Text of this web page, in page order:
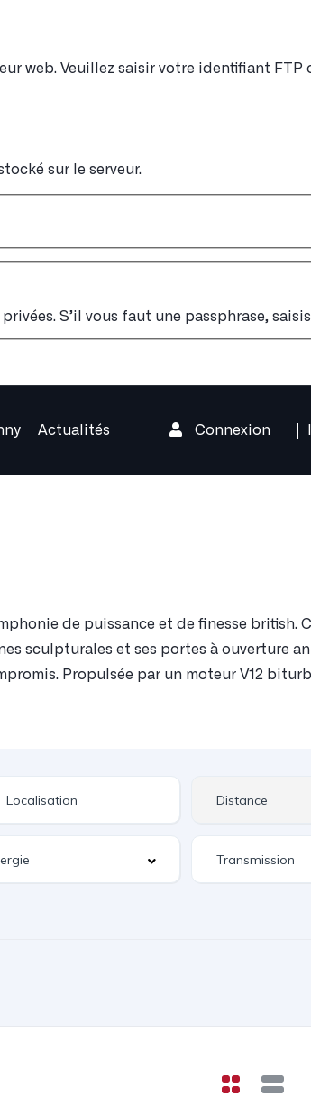
web. Veuillez saisir votre identifiant
sur le serveur.
S’il vous faut une passphrase,
Actualités Connexion
de puissance et de finesse british.
sculpturales et ses portes à ouverture
Propulsée par un moteur V12